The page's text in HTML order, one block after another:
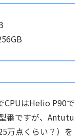
CPUはHelio P90で
番ですが、Antutu
万点くらい？）を